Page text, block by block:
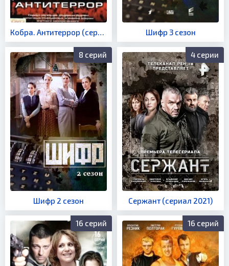
Кобра. Антитеррор (сериал 2003) Шифр 3 сезон
8 серий
Шифр 2 сезон
4 серии
Сержант (сериал 2021)
16 серий 16 серий